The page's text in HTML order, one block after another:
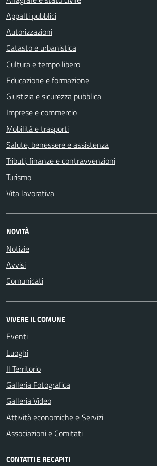
Appalti pubblici
Autorizzazioni
Catasto e urbanistica
Cultura e tempo libero
Educazione e formazione
Giustizia e sicurezza pubblica
Imprese e commercio
Mobilità e trasporti
Salute, benessere e assistenza
Tributi, finanze e contravvenzioni
Turismo
Vita lavorativa
NOVITÀ
Notizie
Avvisi
Comunicati
VIVERE IL COMUNE
Eventi
Luoghi
Il Territorio
Galleria Fotografica
Galleria Video
Attività economiche e Servizi
Associazioni e Comitati
CONTATTI E RECAPITI